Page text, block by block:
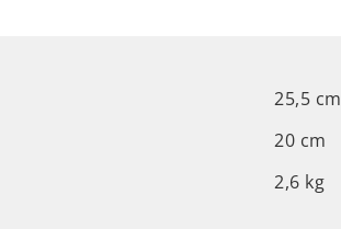
25,5 cm
20 cm
2,6 kg